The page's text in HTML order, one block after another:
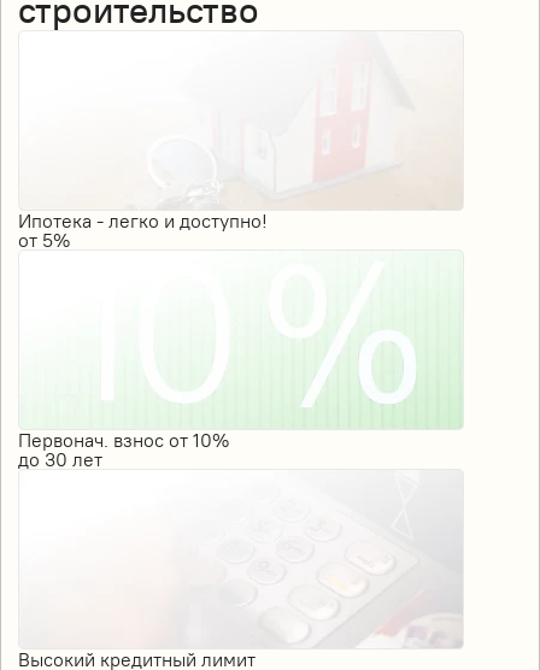
строительство
Ипотека - легко и доступно!
от 5%
Первонач. взнос от 10%
до 30 лет
Высокий кредитный лимит